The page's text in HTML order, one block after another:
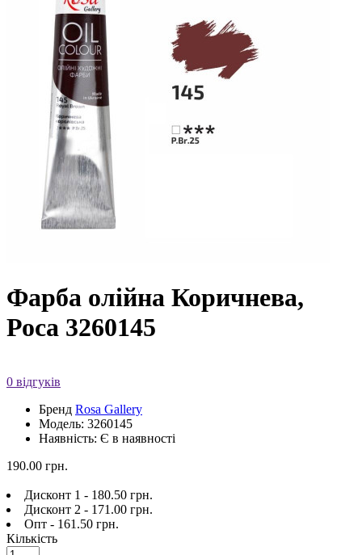
Фарба олійна Коричнева,
Роса 3260145
0 відгуків
Бренд Rosa Gallery
Модель: 3260145
Наявність: Є в наявності
190.00 грн.
Дисконт 1 - 180.50 грн.
Дисконт 2 - 171.00 грн.
Опт - 161.50 грн.
Кількість